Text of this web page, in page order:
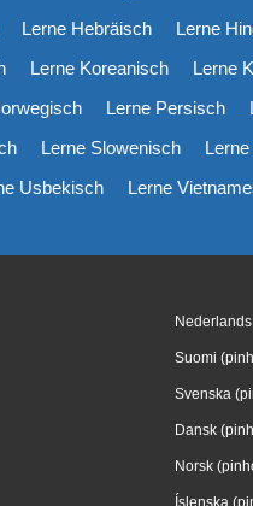
Lerne Hebräisch Lerne
Lerne Koreanisch Lerne
Lerne Persisch
Lerne Slowenisch
Usbekisch Lerne
Suomi
Svenska
Dansk
Norsk
Íslenska